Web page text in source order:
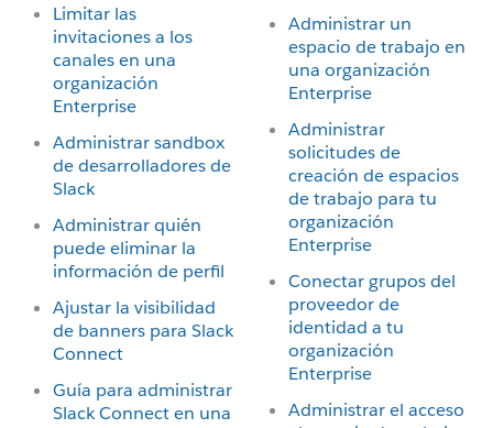
Limitar las
invitaciones a los
canales en una
organización
Enterprise
Administrar sandbox
de desarrolladores de
Slack
Administrar quién
puede eliminar la
información de perfil
Ajustar la visibilidad
de banners para Slack
Connect
Guía para administrar
Slack Connect en una
Administrar un
espacio de trabajo en
una organización
Enterprise
Administrar
solicitudes de
creación de espacios
de trabajo para tu
organización
Enterprise
Conectar grupos del
proveedor de
identidad a tu
organización
Enterprise
Administrar el acceso